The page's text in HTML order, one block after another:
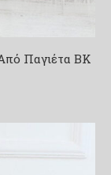
Παγιέτα BK